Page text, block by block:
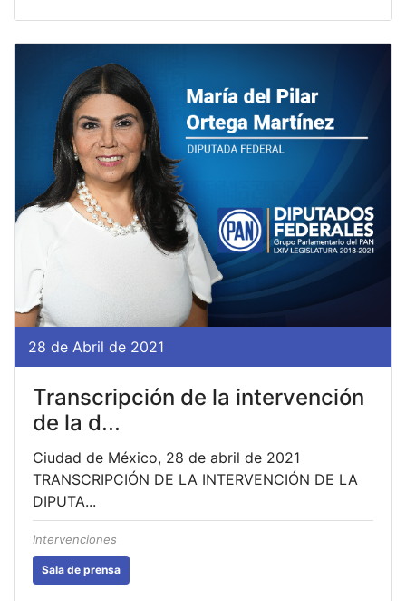
28 de Abril de 2021
Transcripción de la intervención
de la d...
Ciudad de México, 28 de abril de 2021
TRANSCRIPCIÓN DE LA INTERVENCIÓN DE LA
DIPUTA...
Intervenciones
Sala de prensa